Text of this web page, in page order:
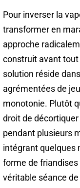
Pour inverser la
transformer en
approche
construit avant
solution réside
agrémentées de
monotonie. Plutôt
droit de décortiquer
pendant plusieurs
intégrant quelques
forme de friandises
véritable séance